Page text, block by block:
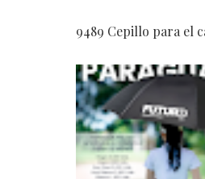
9489 Cepillo para el